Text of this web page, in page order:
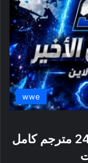
wwe
عرض سماك داون الأخير 24/7/2026 مترجم كامل